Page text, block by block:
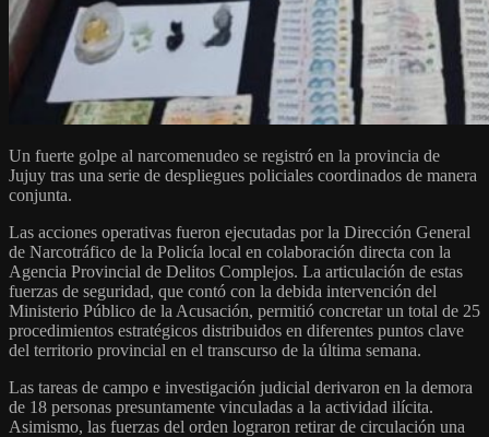
Un fuerte golpe al narcomenudeo se registró en la provincia de
Jujuy tras una serie de despliegues policiales coordinados de manera
conjunta.
Las acciones operativas fueron ejecutadas por la Dirección General
de Narcotráfico de la Policía local en colaboración directa con la
Agencia Provincial de Delitos Complejos. La articulación de estas
fuerzas de seguridad, que contó con la debida intervención del
Ministerio Público de la Acusación, permitió concretar un total de 25
procedimientos estratégicos distribuidos en diferentes puntos clave
del territorio provincial en el transcurso de la última semana.
Las tareas de campo e investigación judicial derivaron en la demora
de 18 personas presuntamente vinculadas a la actividad ilícita.
Asimismo, las fuerzas del orden lograron retirar de circulación una